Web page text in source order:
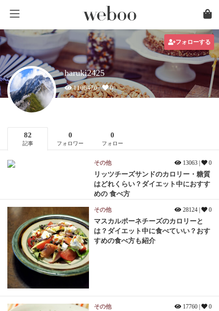
フォローする
haruki2425
1106470 / 0
82
記事
0
フォロワー
0
フォロー
その他 13063 | 0
リッツチーズサンドのカロリー・糖質
はどれくらい？ダイエット中におすす
めの 食べ方
その他 28124 | 0
マスカルポーネチーズのカロリーと
は？ダイエット中に食べていい？おす
すめの食べ方も紹介
その他 17760 | 0